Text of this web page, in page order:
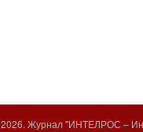
2026. Журнал "ИНТЕЛРОС –